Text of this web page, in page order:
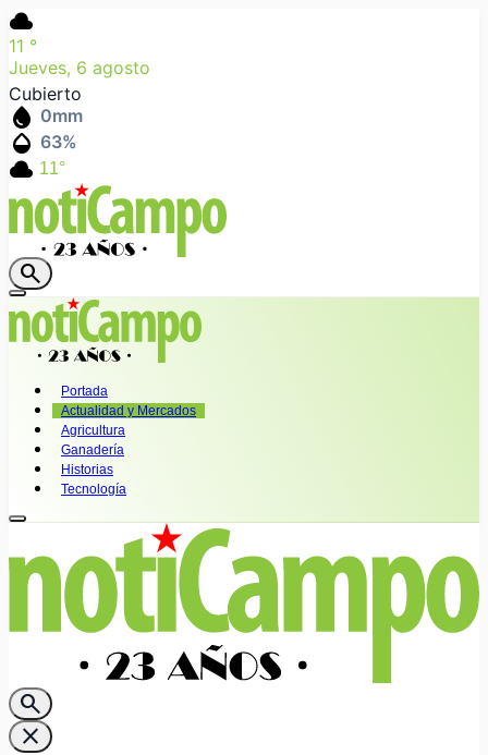
cloud
11 °
Jueves, 6 agosto
Cubierto
water_drop 0mm
humidity_mid 63%
cloud 11°
search
Portada
Actualidad y Mercados
Agricultura
Ganadería
Historias
Tecnología
search
close